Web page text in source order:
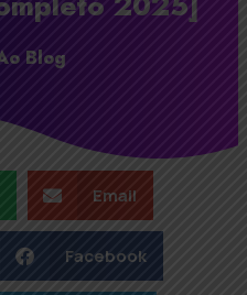
Blog
Email
Facebook